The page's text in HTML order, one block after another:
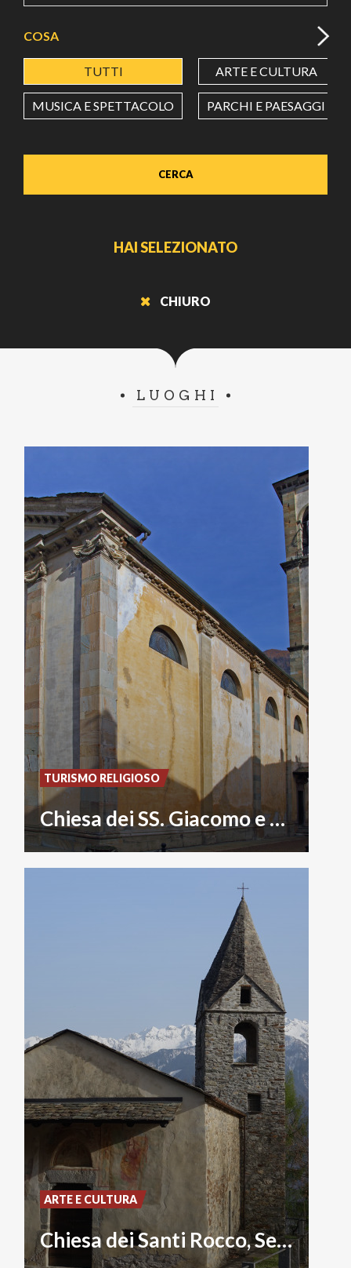
COSA
TUTTI ARTE E CULTURA
MUSICA E SPETTACOLO PARCHI E PAESAGGI
CERCA
HAI SELEZIONATO
CHIURO
LUOGHI
Chiesa dei SS. Giacomo e Andrea
TURISMO RELIGIOSO
Chiesa dei Santi Rocco, Sebastiano e Cristoforo
ARTE E CULTURA